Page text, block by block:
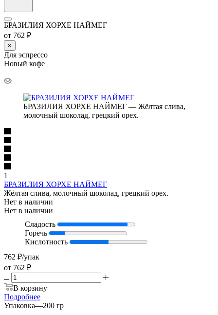
БРАЗИЛИЯ ХОРХЕ НАЙМЕГ
от 762 ₽
×
Для эспрессо
Новый кофе
БРАЗИЛИЯ ХОРХЕ НАЙМЕГ — Жёлтая слива,
молочный шоколад, грецкий орех.
1
БРАЗИЛИЯ ХОРХЕ НАЙМЕГ
Жёлтая слива, молочный шоколад, грецкий орех.
Нет в наличии
Нет в наличии
Сладость
Горечь
Кислотность
762 ₽/упак
от 762 ₽
В корзину
Подробнее
Упаковка—200 гр